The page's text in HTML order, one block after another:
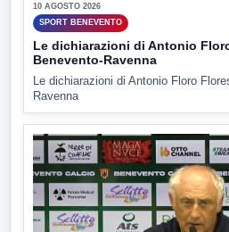
10 AGOSTO 2026
SPORT BENEVENTO
Le dichiarazioni di Antonio
Benevento-Ravenna
Le dichiarazioni di Antonio Floro
Ravenna